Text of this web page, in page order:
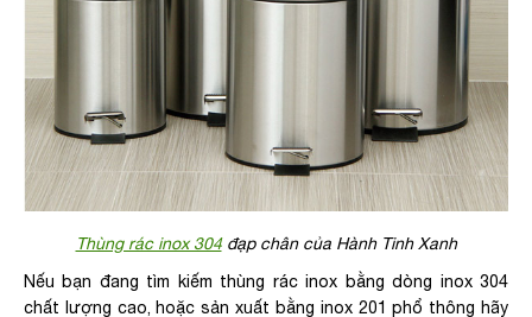
Thùng rác inox 304đạp chân của Hành Tinh Xanh
Nếu bạn đang tìm kiếm thùng rác inox bằng dòng inox 304
chất lượng cao, hoặc sản xuất bằng inox 201 phổ thông hãy